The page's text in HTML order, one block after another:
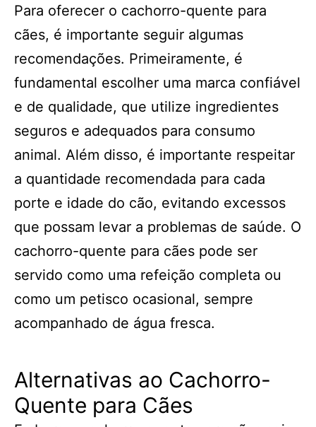
Para oferecer o cachorro-quente para
cães, é importante seguir algumas
recomendações. Primeiramente, é
fundamental escolher uma marca confiável
e de qualidade, que utilize ingredientes
seguros e adequados para consumo
animal. Além disso, é importante respeitar
a quantidade recomendada para cada
porte e idade do cão, evitando excessos
que possam levar a problemas de saúde. O
cachorro-quente para cães pode ser
servido como uma refeição completa ou
como um petisco ocasional, sempre
acompanhado de água fresca.
Alternativas ao Cachorro-
Quente para Cães